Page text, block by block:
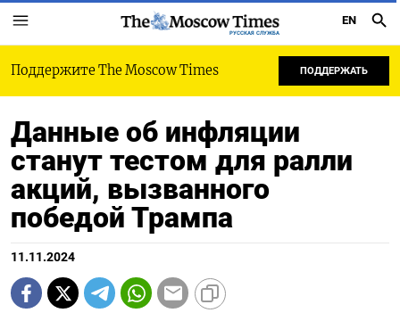
РУССКАЯ СЛУЖБА
EN
Поддержите The Moscow Times ПОДДЕРЖАТЬ
Данные об инфляции
станут тестом для ралли
акций, вызванного
победой Трампа
11.11.2024